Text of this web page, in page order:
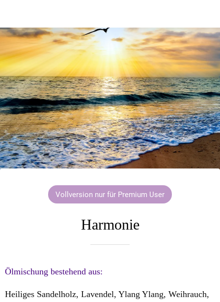
Vollversion nur für Premium User
Harmonie
Ölmischung bestehend aus:
Heiliges Sandelholz, Lavendel, Ylang Ylang, Weihrauch,